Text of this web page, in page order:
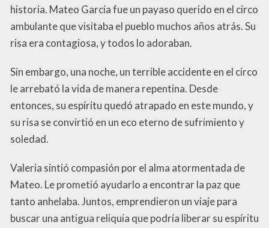
historia. Mateo García fue un payaso querido en el circo
ambulante que visitaba el pueblo muchos años atrás. Su
risa era contagiosa, y todos lo adoraban.
Sin embargo, una noche, un terrible accidente en el circo
le arrebató la vida de manera repentina. Desde
entonces, su espíritu quedó atrapado en este mundo, y
su risa se convirtió en un eco eterno de sufrimiento y
soledad.
Valeria sintió compasión por el alma atormentada de
Mateo. Le prometió ayudarlo a encontrar la paz que
tanto anhelaba. Juntos, emprendieron un viaje para
buscar una antigua reliquia que podría liberar su espíritu